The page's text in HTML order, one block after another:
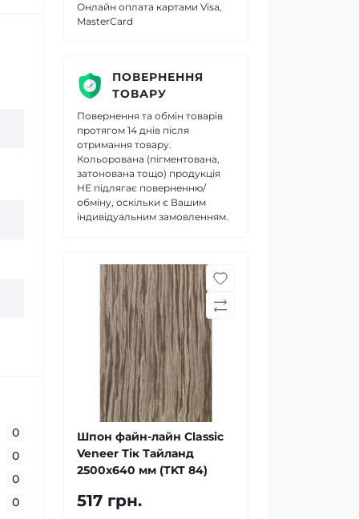
0
0
0
0
Онлайн оплата картами Visa,
MasterCard
ПОВЕРНЕННЯ
ТОВАРУ
Повернення та обмін товарів
протягом 14 днів після
отримання товару.
Кольорована (пігментована,
затонована тощо) продукція
НЕ підлягає поверненню/
обміну, оскільки є Вашим
індивідуальним замовленням.
Шпон файн-лайн Classic
Veneer Тік Тайланд
2500x640 мм (TKT 84)
517 грн.